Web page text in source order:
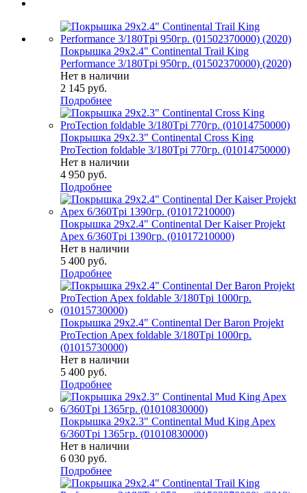
Покрышка 29x2.4" Continental Trail King
Performance 3/180Tpi 950гр. (01502370000) (2020)
Нет в наличии
2 145 руб.
Подробнее
Покрышка 29x2.3" Continental Cross King
ProTection foldable 3/180Tpi 770гр. (01014750000)
Нет в наличии
4 950 руб.
Подробнее
Покрышка 29x2.4" Continental Der Kaiser Projekt
Apex 6/360Tpi 1390гр. (01017210000)
Нет в наличии
5 400 руб.
Подробнее
Покрышка 29x2.4" Continental Der Baron Projekt
ProTection Apex foldable 3/180Tpi 1000гр.
(01015730000)
Нет в наличии
5 400 руб.
Подробнее
Покрышка 29x2.3" Continental Mud King Apex
6/360Tpi 1365гр. (01010830000)
Нет в наличии
6 030 руб.
Подробнее